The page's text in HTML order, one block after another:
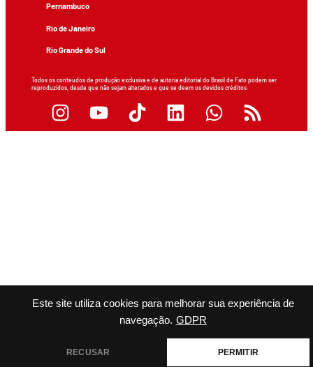
Este site utiliza cookies para melhorar sua experiência de
navegação. GDPR
RECUSAR PERMITIR
Pernambuco
Rio de Janeiro
Rio Grande do Sul
Todos os conteúdos de produção exclusiva e de autoria editorial do Brasil de Fato podem ser
reproduzidos, desde que não sejam alterados e que se deem os devidos créditos.